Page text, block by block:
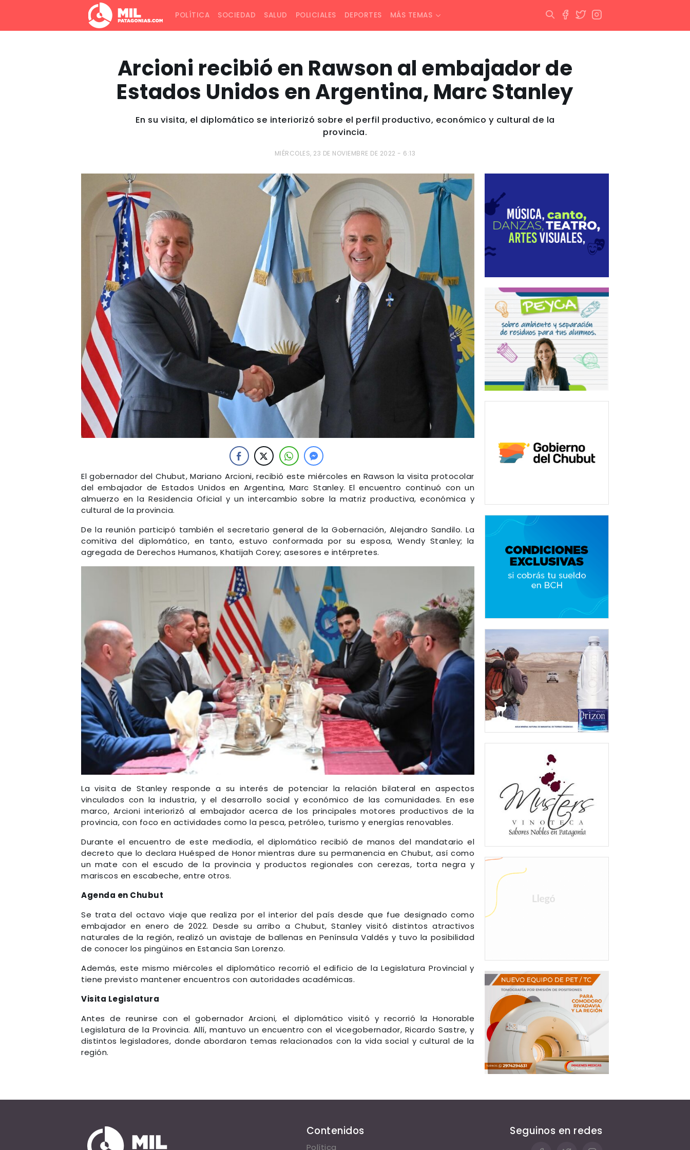
POLÍTICA SOCIEDAD SALUD POLICIALES DEPORTES MÁS TEMAS
Arcioni recibió en Rawson al embajador de
Estados Unidos en Argentina, Marc Stanley
En su visita, el diplomático se interiorizó sobre el perfil productivo, económico y cultural de la
provincia.
MIÉRCOLES, 23 DE NOVIEMBRE DE 2022 - 6:13
El gobernador del Chubut, Mariano Arcioni, recibió este miércoles en Rawson la visita protocolar
del embajador de Estados Unidos en Argentina, Marc Stanley. El encuentro continuó con un
almuerzo en la Residencia Oficial y un intercambio sobre la matriz productiva, económica y
cultural de la provincia.
De la reunión participó también el secretario general de la Gobernación, Alejandro Sandilo. La
comitiva del diplomático, en tanto, estuvo conformada por su esposa, Wendy Stanley; la
agregada de Derechos Humanos, Khatijah Corey; asesores e intérpretes.
La visita de Stanley responde a su interés de potenciar la relación bilateral en aspectos
vinculados con la industria, y el desarrollo social y económico de las comunidades. En ese
marco, Arcioni interiorizó al embajador acerca de los principales motores productivos de la
provincia, con foco en actividades como la pesca, petróleo, turismo y energías renovables.
Durante el encuentro de este mediodía, el diplomático recibió de manos del mandatario el
decreto que lo declara Huésped de Honor mientras dure su permanencia en Chubut, así como
un mate con el escudo de la provincia y productos regionales con cerezas, torta negra y
mariscos en escabeche, entre otros.
Agenda en Chubut
Se trata del octavo viaje que realiza por el interior del país desde que fue designado como
embajador en enero de 2022. Desde su arribo a Chubut, Stanley visitó distintos atractivos
naturales de la región, realizó un avistaje de ballenas en Península Valdés y tuvo la posibilidad
de conocer los pingüinos en Estancia San Lorenzo.
Además, este mismo miércoles el diplomático recorrió el edificio de la Legislatura Provincial y
tiene previsto mantener encuentros con autoridades académicas.
Visita Legislatura
Antes de reunirse con el gobernador Arcioni, el diplomático visitó y recorrió la Honorable
Legislatura de la Provincia. Allí, mantuvo un encuentro con el vicegobernador, Ricardo Sastre, y
distintos legisladores, donde abordaron temas relacionados con la vida social y cultural de la
región.
Contenidos
Política
Seguinos en redes